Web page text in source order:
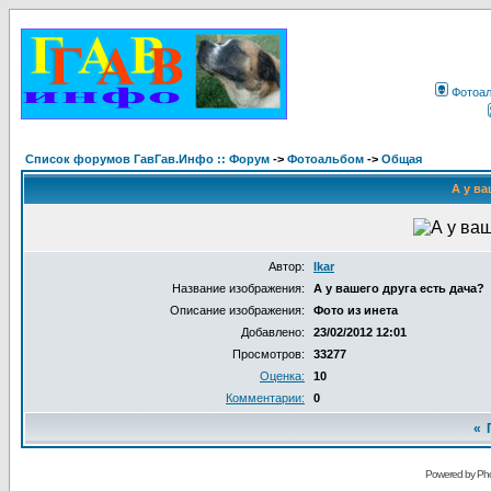
Список форумов ГавГав.Инфо :: Форум -> Фотоальбом -> Общая
А у
Автор:
Ikar
Название изображения:
А у вашего друга есть дача?
Описание изображения:
Фото из инета
Добавлено:
23/02/2012 12:01
Просмотров:
33277
Оценка:
10
Комментарии:
0
«
Powered by